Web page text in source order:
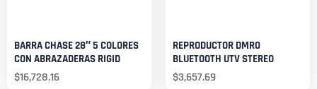
BARRA CHASE 28″ 5 COLORES
CON ABRAZADERAS RIGID
$16,728.16
REPRODUCTOR DMR0
BLUETOOTH UTV STEREO
$3,657.69